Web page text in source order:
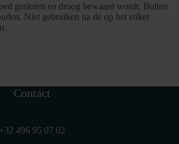
gesloten en droog bewaard wordt. Buiten
Niet gebruiken na de op het etiket
Contact
+32 496 95 07 02